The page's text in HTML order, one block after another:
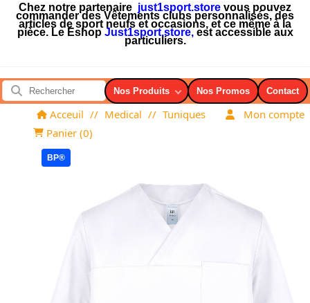
Chez notre partenaire just1sport.store vous pouvez
commander des Vêtements clubs personnalisés, des
articles de sport neufs et occasions, et ce même à la
pièce. Le Eshop Just1sport.store,est accessible aux
particuliers.
Nos Produits Nos Promos Contact
Acceuil // Medical // Tuniques
Mon compte
Panier (0)
BP®